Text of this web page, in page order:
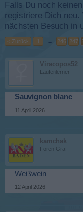
Falls Du noch
registriere Dich neu.
nächsten Besuch in
< Zurück 1 ← 246 247
Viracopos52
Laufenlerner
Sauvignon blanc
11 April 2026
kamchak
Foren-Graf
Weißwein
12 April 2026